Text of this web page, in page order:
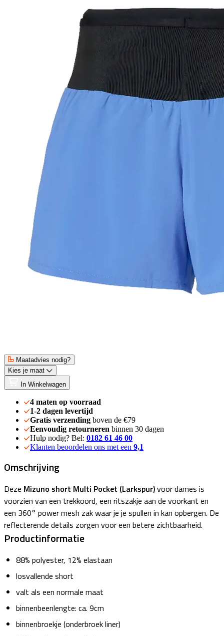
Maatadvies nodig?
Kies je maat
In Winkelwagen
4 maten op voorraad
1-2 dagen levertijd
Gratis verzending boven de €79
Eenvoudig retourneren binnen 30 dagen
Hulp nodig? Bel: 0182 61 46 00
Klanten beoordelen ons met een 9,1
Omschrijving
Deze Mizuno short Multi Pocket (Larkspur)voor dames is
voorzien van een trekkoord, een ritszakje aan de voorkant en
een 360° power mesh zak waar je je spullen in kan opbergen. De
reflecterende details zorgen voor een betere zichtbaarheid.
Productinformatie
88% polyester, 12% elastaan
losvallende short
valt als een normale maat
binnenbeenlengte: ca. 9cm
binnenbroekje (onderbroek liner)